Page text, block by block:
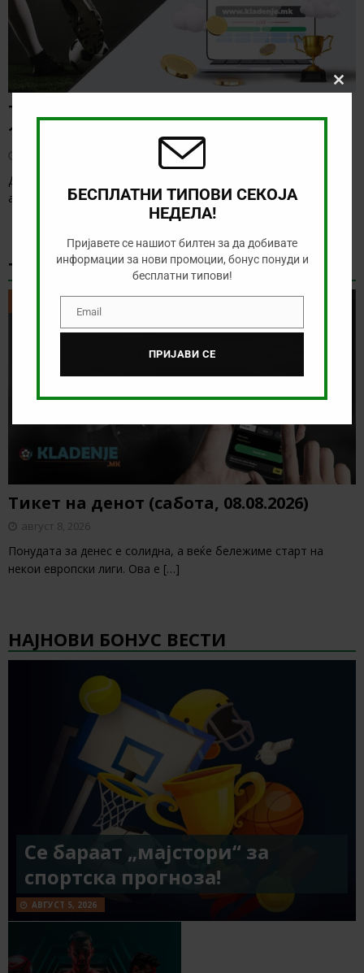
ТИП НА ДЕНОТ (07.08.2026,
19:00) САНДЕФЈОРД – КФУМ
Денес нема солидна понуда за обложување, а ние ќе го
анализираме дуелот од норвешката лига[…]
ТИКЕТ НА ДЕНОТ
ТИКЕТ НА ДЕНОТ
Тикет на денот (сабота, 08.08.2026)
август 8, 2026
Понудата за денес е солидна, а веќе бележиме старт на
некои европски лиги. Ова е […]
НАЈНОВИ БОНУС ВЕСТИ
Се бараат „мајстори“ за
спортска прогноза!
АВГУСТ 5, 2026
БЕСПЛАТНИ ТИПОВИ СЕКОЈА
НЕДЕЛА!
Пријавете се нашиот билтен за да добивате
информации за нови промоции, бонус понуди и
бесплатни типови!
EmailEmail
ПРИЈАВИ СЕ